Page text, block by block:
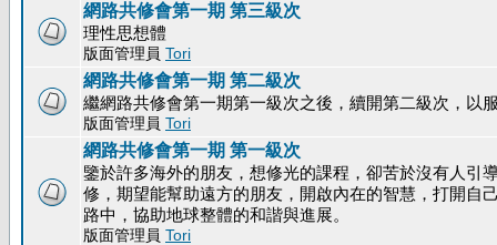
網路共修會第一期 第三級次
理性思想體
版面管理員 Tori
網路共修會第一期 第二級次
繼網路共修會第一期第一級次之後，續開第二級次，以
版面管理員 Tori
網路共修會第一期 第一級次
鑒於許多海外的朋友，想修光的課程，卻苦於沒有人引
修，期望能幫助遠方的朋友，開啟內在的智慧，打開自
路中，協助地球整體的和諧與進展。
版面管理員 Tori